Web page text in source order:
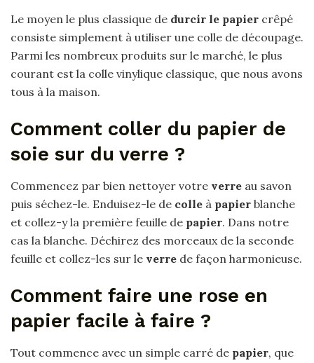
Le moyen le plus classique de durcir le papier crêpé
consiste simplement à utiliser une colle de découpage.
Parmi les nombreux produits sur le marché, le plus
courant est la colle vinylique classique, que nous avons
tous à la maison.
Comment coller du papier de
soie sur du verre ?
Commencez par bien nettoyer votre verre au savon
puis séchez-le. Enduisez-le de colle à papier blanche
et collez-y la première feuille de papier. Dans notre
cas la blanche. Déchirez des morceaux de la seconde
feuille et collez-les sur le verre de façon harmonieuse.
Comment faire une rose en
papier facile à faire ?
Tout commence avec un simple carré de papier, que